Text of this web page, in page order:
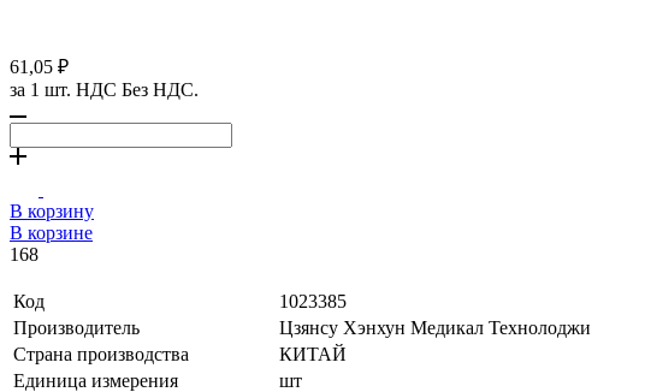
61,05 ₽
за 1 шт. НДС Без НДС.
В корзину
В корзине
168
Код
1023385
Производитель
Цзянсу Хэнхун Медикал Технолоджи
Страна производства
КИТАЙ
Единица измерения
шт